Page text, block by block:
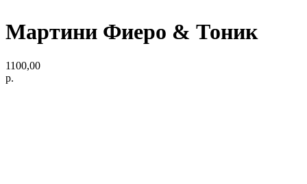
Мартини Фиеро & Тоник
1100,00
р.